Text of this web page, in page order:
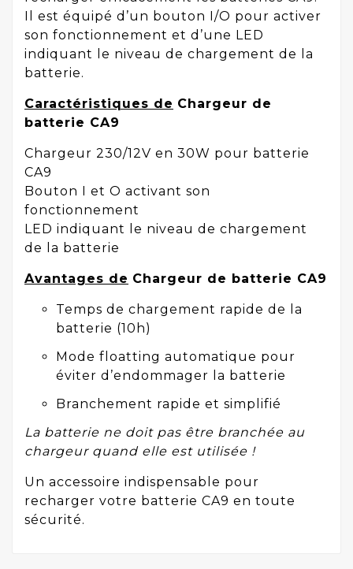
Il est équipé d’un bouton I/O pour activer
son fonctionnement et d’une LED
indiquant le niveau de chargement de la
batterie.
Caractéristiques de Chargeur de
batterie CA9
Chargeur 230/12V en 30W pour batterie
CA9
Bouton I et O activant son
fonctionnement
LED indiquant le niveau de chargement
de la batterie
Avantages de Chargeur de batterie CA9
Temps de chargement rapide de la
batterie (10h)
Mode floatting automatique pour
éviter d’endommager la batterie
Branchement rapide et simplifié
La batterie ne doit pas être branchée au
chargeur quand elle est utilisée !
Un accessoire indispensable pour
recharger votre batterie CA9 en toute
sécurité.